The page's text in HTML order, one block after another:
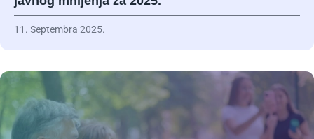
11. Septembra 2025.